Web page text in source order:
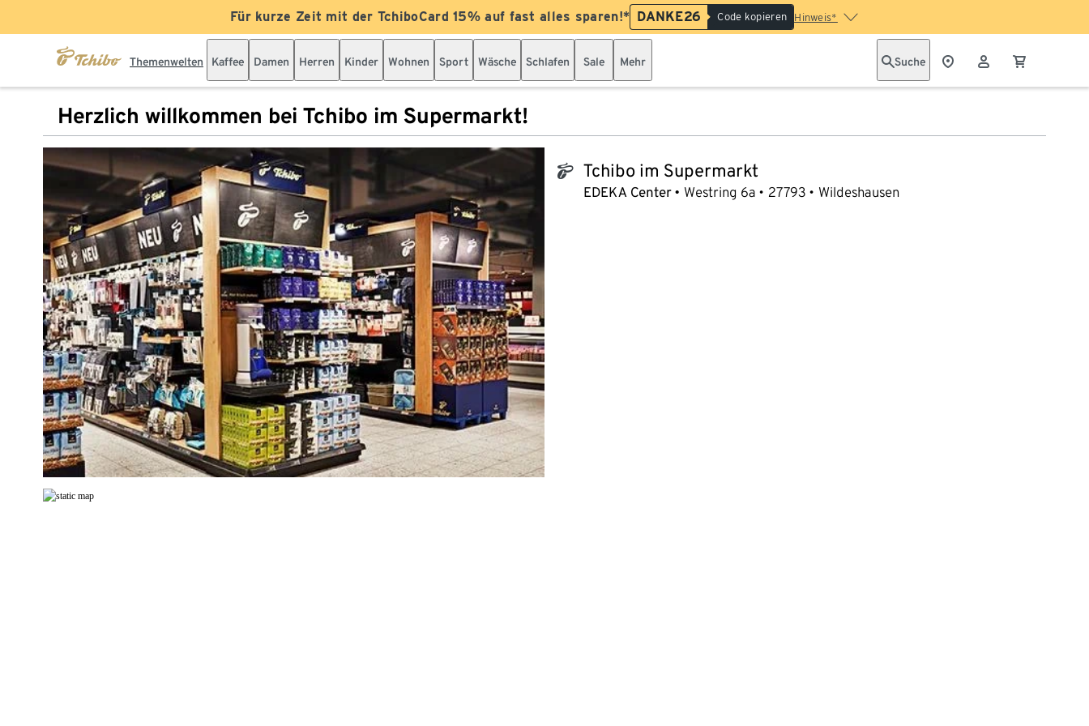
Für kurze Zeit mit der TchiboCard 15% auf fast alles sparen!* DANKE26 Code kopieren Hinweis*
Themenwelten Kaffee Damen Herren Kinder Wohnen Sport Wäsche Schlafen Sale Mehr Suche
Herzlich willkommen bei Tchibo im Supermarkt!
tchibo_logo Tchibo im Supermarkt
EDEKA Center Westring 6a 27793 Wildeshausen